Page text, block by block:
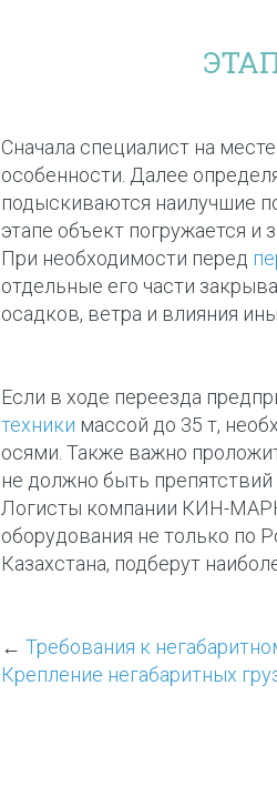
Сначала специалист на
особенности. Далее
подыскиваются наилучшие
этапе объект погружается и
При необходимости перед
отдельные его части
осадков, ветра и влияния
Если в ходе переезда
техники массой до 35 т,
осями. Также важно
не должно быть
Логисты компании КИН-
оборудования не только по
Казахстана, подберут
← Требования к
Крепление негабаритных